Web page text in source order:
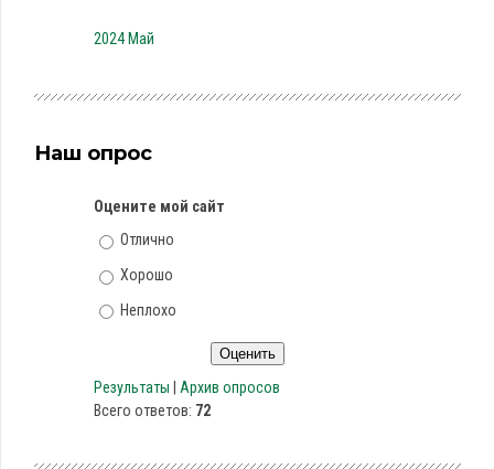
2024 Май
Наш опрос
Оцените мой сайт
Отлично
Хорошо
Неплохо
Результаты
Архив опросов
Всего ответов: 72